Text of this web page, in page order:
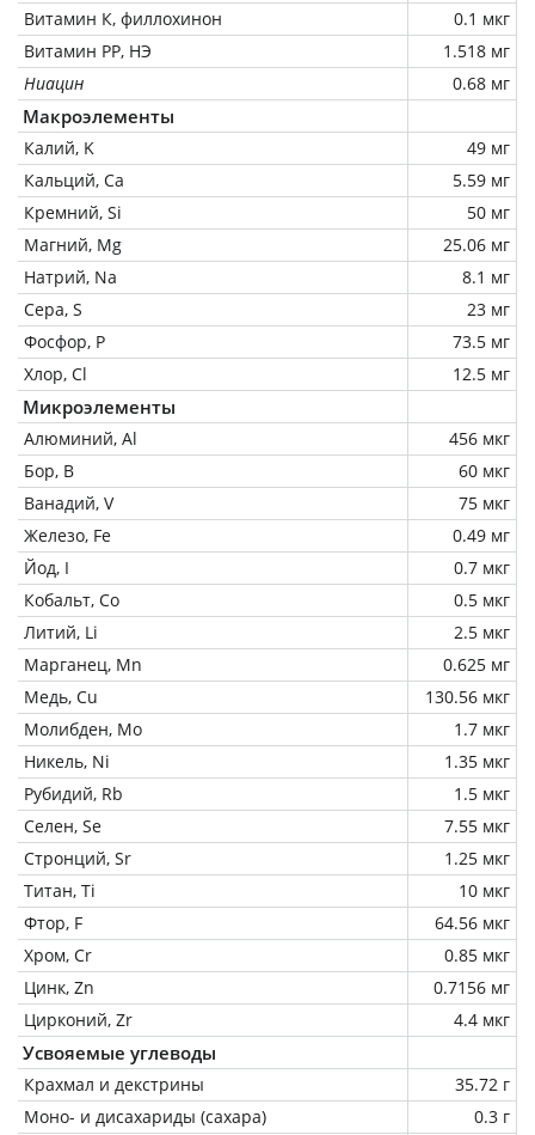
Витамин К, филлохинон
0.1 мкг
Витамин РР, НЭ
1.518 мг
Ниацин
0.68 мг
Макроэлементы
Калий, K
49 мг
Кальций, Ca
5.59 мг
Кремний, Si
50 мг
Магний, Mg
25.06 мг
Натрий, Na
8.1 мг
Сера, S
23 мг
Фосфор, P
73.5 мг
Хлор, Cl
12.5 мг
Микроэлементы
Алюминий, Al
456 мкг
Бор, B
60 мкг
Ванадий, V
75 мкг
Железо, Fe
0.49 мг
Йод, I
0.7 мкг
Кобальт, Co
0.5 мкг
Литий, Li
2.5 мкг
Марганец, Mn
0.625 мг
Медь, Cu
130.56 мкг
Молибден, Mo
1.7 мкг
Никель, Ni
1.35 мкг
Рубидий, Rb
1.5 мкг
Селен, Se
7.55 мкг
Стронций, Sr
1.25 мкг
Титан, Ti
10 мкг
Фтор, F
64.56 мкг
Хром, Cr
0.85 мкг
Цинк, Zn
0.7156 мг
Цирконий, Zr
4.4 мкг
Усвояемые углеводы
Крахмал и декстрины
35.72 г
Моно- и дисахариды (сахара)
0.3 г